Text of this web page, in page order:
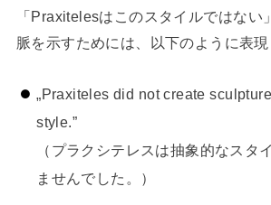
「Praxitelesはこのスタイルではない
脈を示すためには、以下のように表現
„Praxiteles did not create
style.”
（プラクシテレスは抽象的なスタ
ませんでした。）